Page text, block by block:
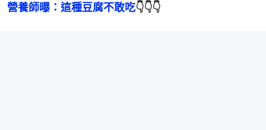
營養師曝：這種豆腐不敢吃👇👇👇